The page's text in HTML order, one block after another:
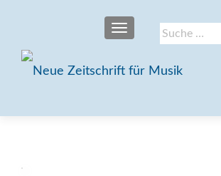
Suche
nach:
SCHALTE NAVIGATION